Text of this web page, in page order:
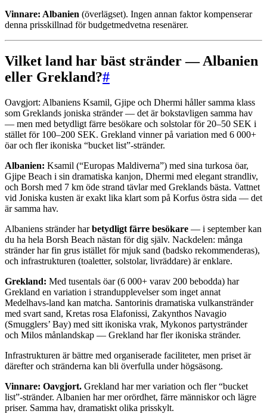
Vinnare: Albanien (överlägset). Ingen annan faktor kompenserar
denna prisskillnad för budgetmedvetna resenärer.
Vilket land har bäst stränder — Albanien
eller Grekland?#
Oavgjort: Albaniens Ksamil, Gjipe och Dhermi håller samma klass
som Greklands joniska stränder — det är bokstavligen samma hav
— men med betydligt färre besökare och solstolar för 20–50 SEK i
stället för 100–200 SEK. Grekland vinner på variation med 6 000+
öar och fler ikoniska “bucket list”-stränder.
Albanien: Ksamil (“Europas Maldiverna”) med sina turkosa öar,
Gjipe Beach i sin dramatiska kanjon, Dhermi med elegant strandliv,
och Borsh med 7 km öde strand tävlar med Greklands bästa. Vattnet
vid Joniska kusten är exakt lika klart som på Korfus östra sida — det
är samma hav.
Albaniens stränder harbetydligt färre besökare — i september kan
du ha hela Borsh Beach nästan för dig själv. Nackdelen: många
stränder har fin grus istället för mjuk sand (badsko rekommenderas),
och infrastrukturen (toaletter, solstolar, livräddare) är enklare.
Grekland: Med tusentals öar (6 000+ varav 200 bebodda) har
Grekland en variation i strandupplevelser som inget annat
Medelhavs-land kan matcha. Santorinis dramatiska vulkanstränder
med svart sand, Kretas rosa Elafonissi, Zakynthos Navagio
(Smugglers’ Bay) med sitt ikoniska vrak, Mykonos partystränder
och Milos månlandskap — Grekland har fler ikoniska stränder.
Infrastrukturen är bättre med organiserade faciliteter, men priset är
därefter och stränderna kan bli överfulla under högsäsong.
Vinnare: Oavgjort. Grekland har mer variation och fler “bucket
list”-stränder. Albanien har mer orördhet, färre människor och lägre
priser. Samma hav, dramatiskt olika prisskylt.